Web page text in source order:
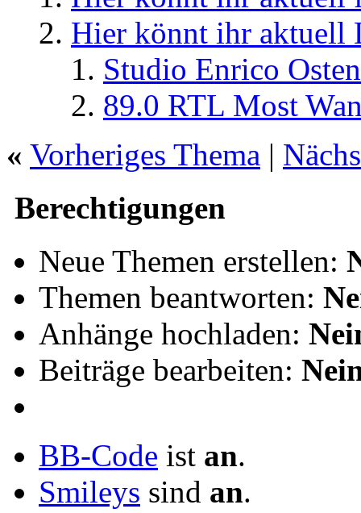
Hier könnt ihr aktuell
Studio Enrico
89.0 RTL Most
« Vorheriges Thema |
Berechtigungen
Neue Themen erstellen:
Themen beantworten:
Anhänge hochladen:
Beiträge bearbeiten:
BB-Code ist an.
Smileys sind an.